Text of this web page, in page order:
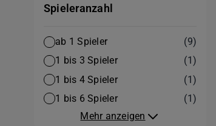
Spieleranzahl
ab 1 Spieler (9)
1 bis 3 Spieler
(1)
1 bis 4 Spieler
(1)
1 bis 6 Spieler
(1)
Mehr anzeigen